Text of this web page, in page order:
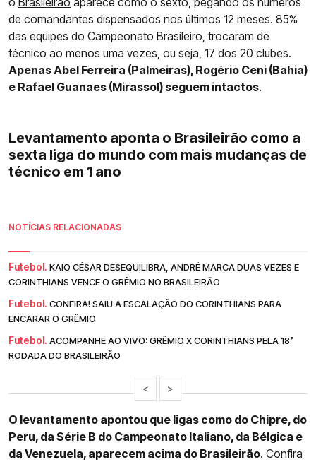
de comandantes dispensados nos últimos 12 meses. 85%
das equipes do Campeonato Brasileiro, trocaram de
técnico ao menos uma vezes, ou seja, 17 dos 20 clubes.
Apenas Abel Ferreira (Palmeiras), Rogério Ceni (Bahia)
e Rafael Guanaes (Mirassol) seguem intactos.
Levantamento aponta o Brasileirão como a
sexta liga do mundo com mais mudanças de
técnico em 1 ano
NOTÍCIAS RELACIONADAS
Futebol. KAIO CÉSAR DESEQUILIBRA, ANDRÉ MARCA DUAS VEZES E
CORINTHIANS VENCE O GRÊMIO NO BRASILEIRÃO
Futebol. CONFIRA! SAIU A ESCALAÇÃO DO CORINTHIANS PARA
ENCARAR O GRÊMIO
Futebol. ACOMPANHE AO VIVO: GRÊMIO X CORINTHIANS PELA 18ª
RODADA DO BRASILEIRÃO
< >
O levantamento apontou que ligas como do Chipre, do
Peru, da Série B do Campeonato Italiano, da Bélgica e
da Venezuela, aparecem acima do Brasileirão. Confira